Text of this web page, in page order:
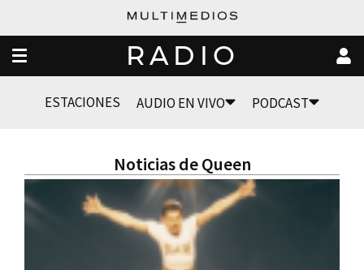
RADIO
ESTACIONES AUDIO EN VIVO PODCAST
Noticias de Queen